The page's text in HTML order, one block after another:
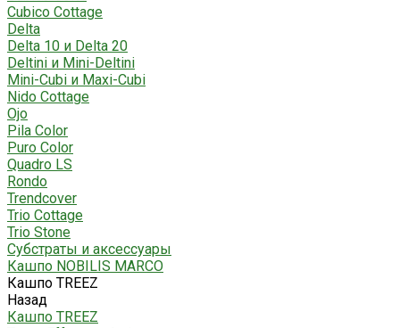
Cubico Cottage
Delta
Delta 10 и Delta 20
Deltini и Mini-Deltini
Mini-Cubi и Maxi-Cubi
Nido Cottage
Ojo
Pila Color
Puro Color
Quadro LS
Rondo
Trendcover
Trio Cottage
Trio Stone
Субстраты и аксессуары
Кашпо NOBILIS MARCO
Кашпо TREEZ
Назад
Кашпо TREEZ